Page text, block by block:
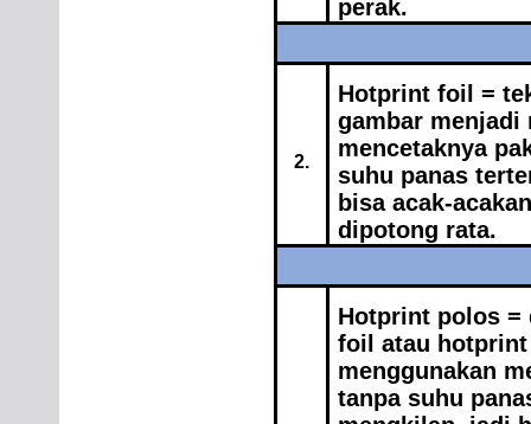
perak.
2.
Hotprint foil =
gambar menjadi
mencetaknya
suhu panas
bisa acak-
dipotong rata.
Hotprint polos =
foil atau
menggunakan
tanpa suhu